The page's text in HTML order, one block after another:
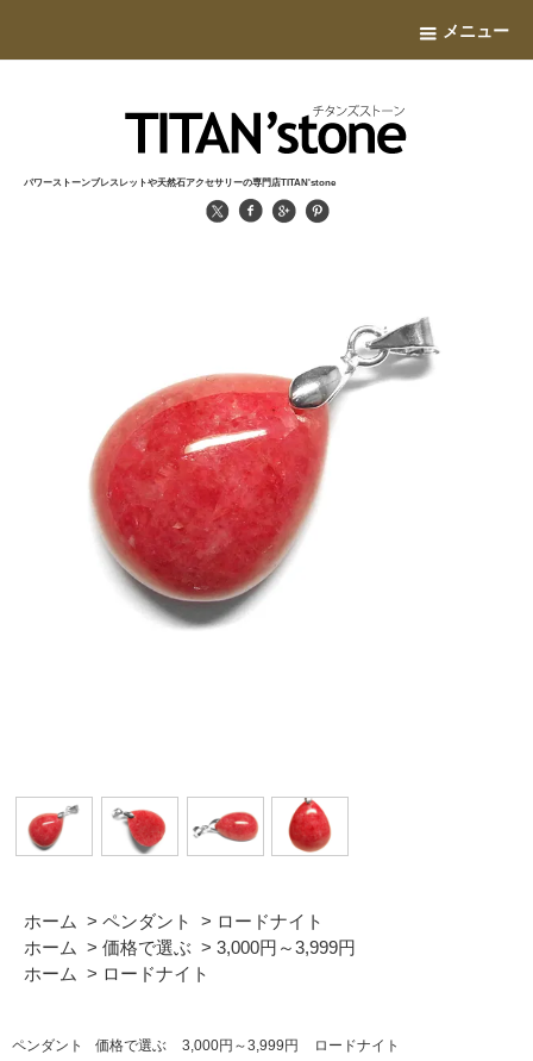
メニュー
パワーストーンブレスレットや天然石アクセサリーの専門店TITAN'stone
ホーム > ペンダント > ロードナイト
ホーム > 価格で選ぶ > 3,000円～3,999円
ホーム > ロードナイト
ペンダント 価格で選ぶ 3,000円～3,999円 ロードナイト